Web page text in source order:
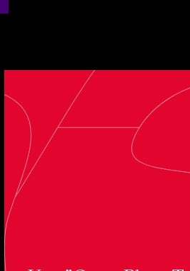
Une "Great